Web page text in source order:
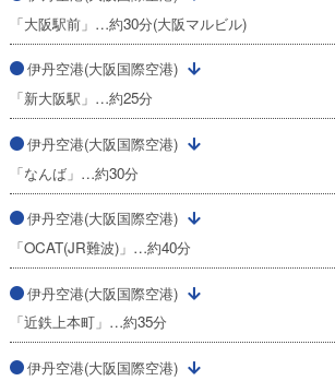
「大阪駅前」…約30分(大阪マルビル)
伊丹空港(大阪国際空港)
「新大阪駅」…約25分
伊丹空港(大阪国際空港)
「なんば」…約30分
伊丹空港(大阪国際空港)
「OCAT(JR難波)」…約40分
伊丹空港(大阪国際空港)
「近鉄上本町」…約35分
伊丹空港(大阪国際空港)